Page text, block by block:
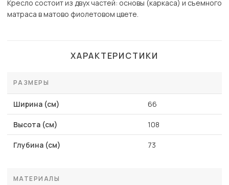
Кресло состоит из двух частей: основы (каркаса) и съемного
матраса в матово фиолетовом цвете.
ХАРАКТЕРИСТИКИ
РАЗМЕРЫ
Ширина (см) 66
Высота (см) 108
Глубина (см) 73
МАТЕРИАЛЫ